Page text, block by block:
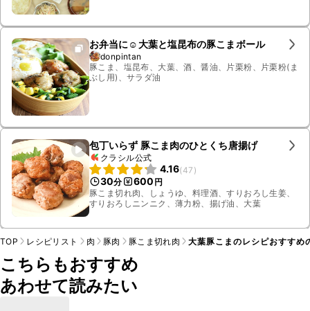
お弁当に☺️大葉と塩昆布の豚こまボール
donpintan
豚こま、塩昆布、大葉、酒、醤油、片栗粉、片栗粉(ま
ぶし用)、サラダ油
包丁いらず 豚こま肉のひとくち唐揚げ
クラシル公式
4.16(47 )
30分 600 円
豚こま切れ肉、しょうゆ、料理酒、すりおろし生姜、
すりおろしニンニク、薄力粉、揚げ油、大葉
TOP レシピリスト 肉 豚肉 豚こま切れ肉 大葉豚こまのレシピおすすめ
こちらもおすすめ
あわせて読みたい